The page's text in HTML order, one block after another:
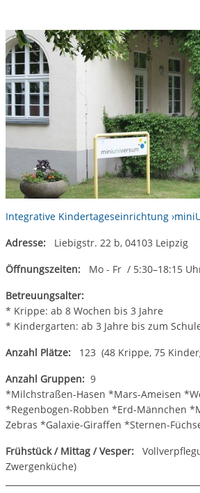
Integrative Kindertageseinrichtung
Adresse: Liebigstr. 22 b, 04103 Leipzig
Öffnungszeiten: Mo - Fr / 5:30–18:15
Betreuungsalter:
* Krippe: ab 8 Wochen bis 3 Jahre
* Kindergarten: ab 3 Jahre bis zum
Anzahl Plätze: 123 (48 Krippe, 75
Anzahl Gruppen: 9
*Milchstraßen-Hasen *Mars-Ameisen
*Regenbogen-Robben *Erd-Männchen
Zebras *Galaxie-Giraffen *Sternen-
Frühstück / Mittag / Vesper:
Zwergenküche)